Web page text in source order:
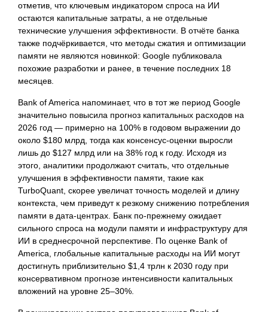
отметив, что ключевым индикатором спроса на ИИ
остаются капитальные затраты, а не отдельные
технические улучшения эффективности. В отчёте банка
также подчёркивается, что методы сжатия и оптимизации
памяти не являются новинкой: Google публиковала
похожие разработки и ранее, в течение последних 18
месяцев.
Bank of America напоминает, что в тот же период Google
значительно повысила прогноз капитальных расходов на
2026 год — примерно на 100% в годовом выражении до
около $180 млрд, тогда как консенсус-оценки выросли
лишь до $127 млрд или на 38% год к году. Исходя из
этого, аналитики продолжают считать, что отдельные
улучшения в эффективности памяти, такие как
TurboQuant, скорее увеличат точность моделей и длину
контекста, чем приведут к резкому снижению потребления
памяти в дата-центрах. Банк по-прежнему ожидает
сильного спроса на модули памяти и инфраструктуру для
ИИ в среднесрочной перспективе. По оценке Bank of
America, глобальные капитальные расходы на ИИ могут
достигнуть приблизительно $1,4 трлн к 2030 году при
консервативном прогнозе интенсивности капитальных
вложений на уровне 25–30%.